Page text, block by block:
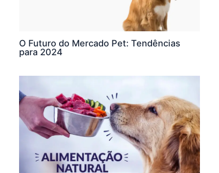
O Futuro do Mercado Pet: Tendências
para 2024